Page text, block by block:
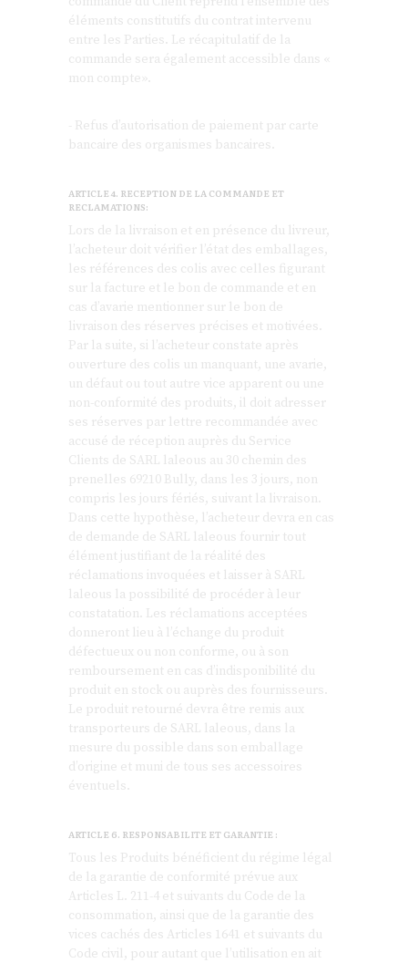
éléments constitutifs du contrat intervenu
entre les Parties. Le récapitulatif de la
commande sera également accessible dans «
mon compte».
- Refus d’autorisation de paiement par carte
bancaire des organismes bancaires.
ARTICLE 4. RECEPTION DE LA COMMANDE ET
RECLAMATIONS:
Lors de la livraison et en présence du livreur,
l’acheteur doit vérifier l’état des emballages,
les références des colis avec celles figurant
sur la facture et le bon de commande et en
cas d’avarie mentionner sur le bon de
livraison des réserves précises et motivées.
Par la suite, si l’acheteur constate après
ouverture des colis un manquant, une avarie,
un défaut ou tout autre vice apparent ou une
non-conformité des produits, il doit adresser
ses réserves par lettre recommandée avec
accusé de réception auprès du Service
Clients de SARL laleous au 30 chemin des
prenelles 69210 Bully, dans les 3 jours, non
compris les jours fériés, suivant la livraison.
Dans cette hypothèse, l’acheteur devra en cas
de demande de SARL laleous fournir tout
élément justifiant de la réalité des
réclamations invoquées et laisser à SARL
laleous la possibilité de procéder à leur
constatation. Les réclamations acceptées
donneront lieu à l’échange du produit
défectueux ou non conforme, ou à son
remboursement en cas d’indisponibilité du
produit en stock ou auprès des fournisseurs.
Le produit retourné devra être remis aux
transporteurs de SARL laleous, dans la
mesure du possible dans son emballage
d’origine et muni de tous ses accessoires
éventuels.
ARTICLE 6. RESPONSABILITE ET GARANTIE :
Tous les Produits bénéficient du régime légal
de la garantie de conformité prévue aux
Articles L. 211-4 et suivants du Code de la
consommation, ainsi que de la garantie des
vices cachés des Articles 1641 et suivants du
Code civil, pour autant que l’utilisation en ait